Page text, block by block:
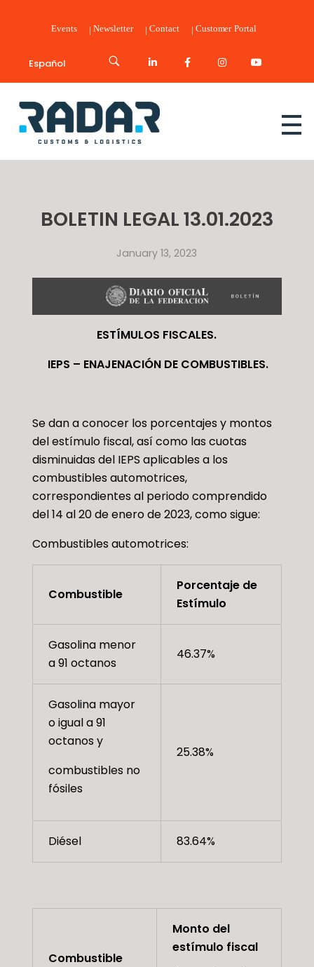
Events Newsletter Contact Customer Portal
Español
Radar Customs & Logistics
BOLETIN LEGAL 13.01.2023
January 13, 2023
ESTÍMULOS FISCALES.
IEPS – ENAJENACIÓN DE COMBUSTIBLES.
Se dan a conocer los porcentajes y montos
del estímulo fiscal, así como las cuotas
disminuidas del IEPS aplicables a los
combustibles automotrices,
correspondientes al periodo comprendido
del 14 al 20 de enero de 2023, como sigue:
Combustibles automotrices:
Combustible
Porcentaje de
Estímulo
Gasolina menor
a 91 octanos
46.37%
Gasolina mayor
o igual a 91
octanos y
combustibles no
fósiles
25.38%
Diésel 83.64%
Combustible
Monto del
estímulo fiscal